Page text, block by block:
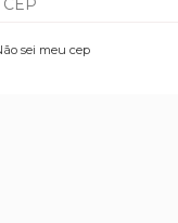
sei meu cep